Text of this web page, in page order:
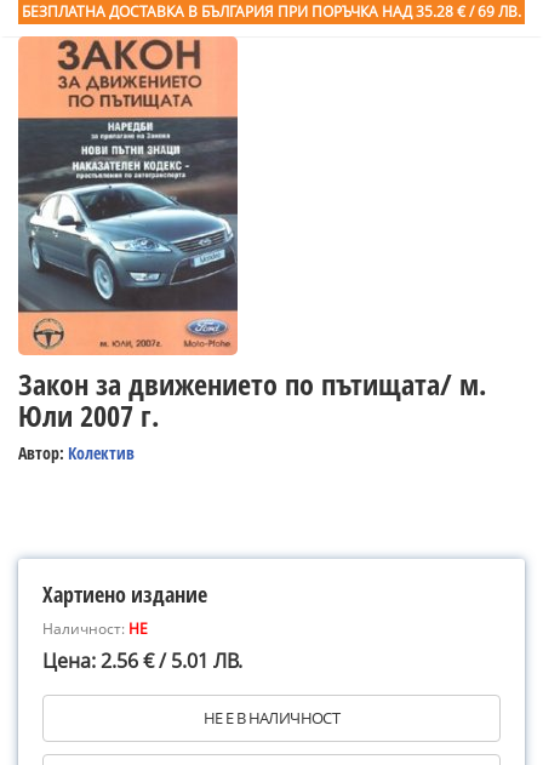
БЕЗПЛАТНА ДОСТАВКА В БЪЛГАРИЯ ПРИ ПОРЪЧКА НАД 35.28 € / 69 ЛВ.
Закон за движението по пътищата/ м.
Юли 2007 г.
Автор: Колектив
Хартиено издание
Наличност: НЕ
Цена: 2.56 € / 5.01 ЛВ.
НЕ Е В НАЛИЧНОСТ